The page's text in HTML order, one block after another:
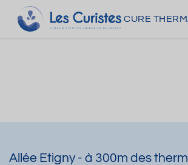
CURE
Allée Etigny - à 300m des